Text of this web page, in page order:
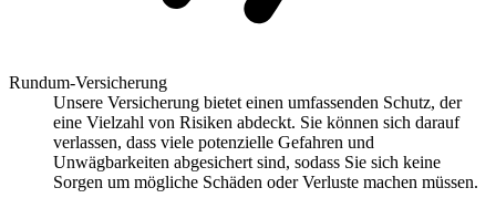
Rundum-Versicherung
Unsere Versicherung bietet einen umfassenden Schutz, der
eine Vielzahl von Risiken abdeckt. Sie können sich darauf
verlassen, dass viele potenzielle Gefahren und
Unwägbarkeiten abgesichert sind, sodass Sie sich keine
Sorgen um mögliche Schäden oder Verluste machen müssen.